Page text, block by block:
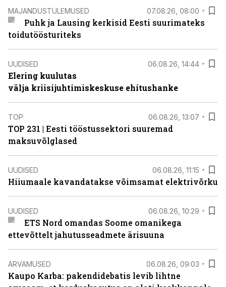
MAJANDUSTULEMUSED 07.08.26, 08:00
Puhk ja Lausing kerkisid Eesti suurimateks
toidutöösturiteks
UUDISED 06.08.26, 14:44
Elering kuulutas
välja kriisijuhtimiskeskuse ehitushanke
TOP 06.08.26, 13:07
TOP 231 | Eesti tööstussektori suuremad
maksuvõlglased
UUDISED 06.08.26, 11:15
Hiiumaale kavandatakse võimsamat elektrivõrku
UUDISED 06.08.26, 10:29
ETS Nord omandas Soome omanikega
ettevõttelt jahutusseadmete ärisuuna
ARVAMUSED 06.08.26, 09:03
Kaupo Karba: pakendidebatis levib lihtne